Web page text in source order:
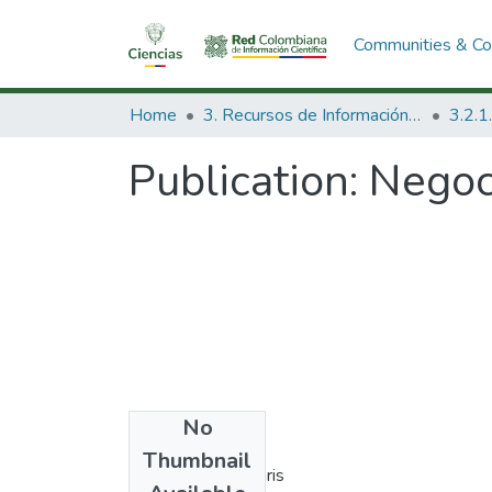
Communities &
Home 3. Recursos de Información Científica y Tecnológica
Publication:
No
Thumbnail
Authors
Alberto Villate Paris